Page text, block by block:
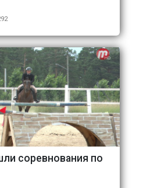
соревнования по